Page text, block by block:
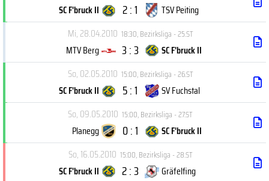
SC F'bruck II 2 : 1
TSV Peiting
Mi, 28.04.2010 18:30,Bezirksliga - 25.ST
MTV Berg 3 : 3
SC F'bruck II
So, 02.05.2010 15:00,Bezirksliga - 26.ST
SC F'bruck II 5 : 1
SV Fuchstal
So, 09.05.2010 15:00,Bezirksliga - 27.ST
Planegg 0 : 1
SC F'bruck II
So, 16.05.2010 15:00,Bezirksliga - 28.ST
SC F'bruck II 2 : 3
Gräfelfing